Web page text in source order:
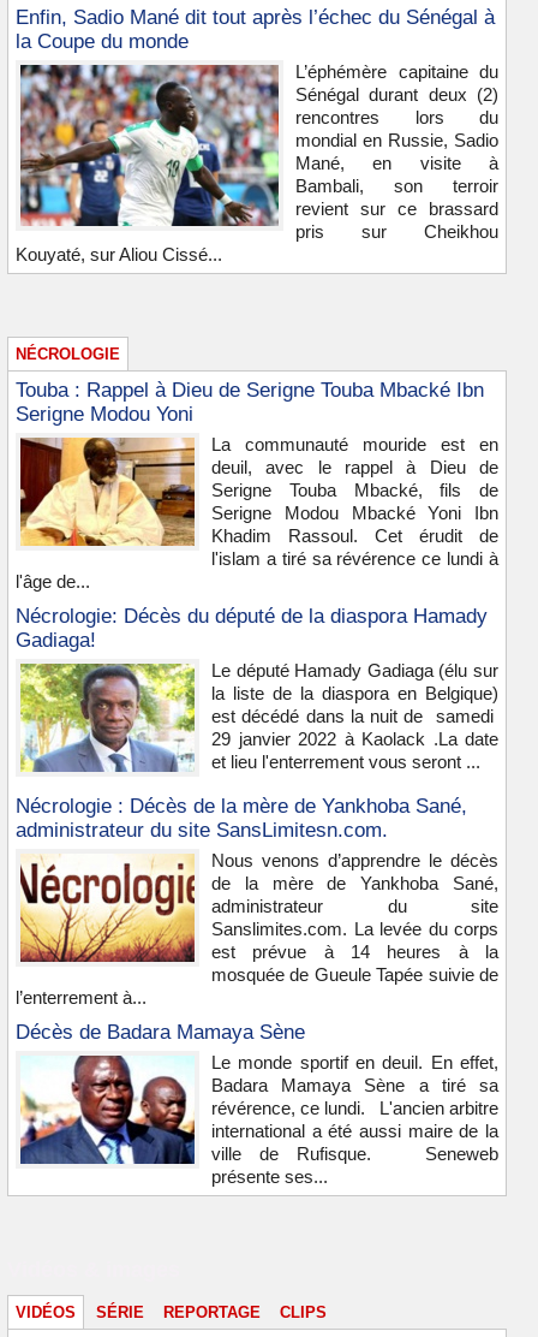
Enfin, Sadio Mané dit tout après l’échec du Sénégal à
la Coupe du monde
L’éphémère capitaine du
Sénégal durant deux (2)
rencontres lors du
mondial en Russie, Sadio
Mané, en visite à
Bambali, son terroir
revient sur ce brassard
pris sur Cheikhou
Kouyaté, sur Aliou Cissé...
NÉCROLOGIE
Touba : Rappel à Dieu de Serigne Touba Mbacké Ibn
Serigne Modou Yoni
La communauté mouride est en
deuil, avec le rappel à Dieu de
Serigne Touba Mbacké, fils de
Serigne Modou Mbacké Yoni Ibn
Khadim Rassoul. Cet érudit de
l'islam a tiré sa révérence ce lundi à
l'âge de...
Nécrologie: Décès du député de la diaspora Hamady
Gadiaga!
Le député Hamady Gadiaga (élu sur
la liste de la diaspora en Belgique)
est décédé dans la nuit de samedi
29 janvier 2022 à Kaolack .La date
et lieu l'enterrement vous seront ...
Nécrologie : Décès de la mère de Yankhoba Sané,
administrateur du site SansLimitesn.com.
Nous venons d’apprendre le décès
de la mère de Yankhoba Sané,
administrateur du site
Sanslimites.com. La levée du corps
est prévue à 14 heures à la
mosquée de Gueule Tapée suivie de
l’enterrement à...
Décès de Badara Mamaya Sène
Le monde sportif en deuil. En effet,
Badara Mamaya Sène a tiré sa
révérence, ce lundi. L'ancien arbitre
international a été aussi maire de la
ville de Rufisque. Seneweb
présente ses...
VIDÉOS SÉRIE REPORTAGE CLIPS